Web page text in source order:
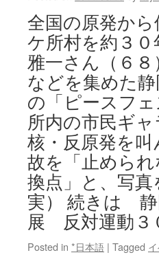
全国の原発か
ケ所村を約３
雅一さん（６
などを集めた
の「ピースフ
所内の市民ギ
核・反原発を
故を「止めら
換点」と、写
実） 続きは 静
展 反対運動３
Posted in *日本語 | Tagged